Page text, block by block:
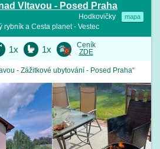
Vltavou - Posed Praha
Hodkovičky mapa
rybník a Cesta planet - Vestec
1x 1x
Ceník
ZDE
- Zážitkové ubytování - Posed Praha“